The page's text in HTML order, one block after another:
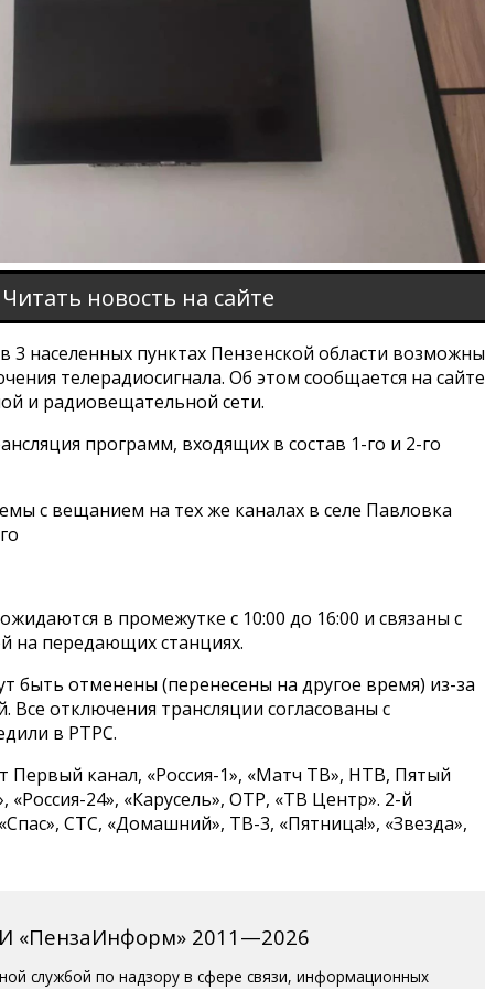
Читать новость на сайте
3 населенных пунктах Пензенской области возможны
телерадиосигнала. Об этом сообщается на сайте
и радиовещательной сети.
программ, входящих в состав 1-го и 2-го
с вещанием на тех же каналах в селе Павловка
в промежутке с 10:00 до 16:00 и связаны с
на передающих станциях.
быть отменены (перенесены на другое время) из-за
Все отключения трансляции согласованы с
в РТРС.
Первый канал, «Россия-1», «Матч ТВ», НТВ, Пятый
«Россия-24», «Карусель», ОТР, «ТВ Центр». 2-й
СТС, «Домашний», ТВ-3, «Пятница!», «Звезда»,
«ПензаИнформ» 2011—2026
службой по надзору в сфере связи, информационных